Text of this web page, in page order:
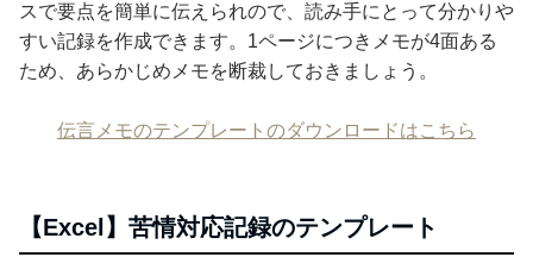
スで要点を簡単に伝えられので、読み手にとって分かりや
すい記録を作成できます。1ページにつきメモが4面ある
ため、あらかじめメモを断裁しておきましょう。
伝言メモのテンプレートのダウンロードはこちら
【Excel】苦情対応記録のテンプレート